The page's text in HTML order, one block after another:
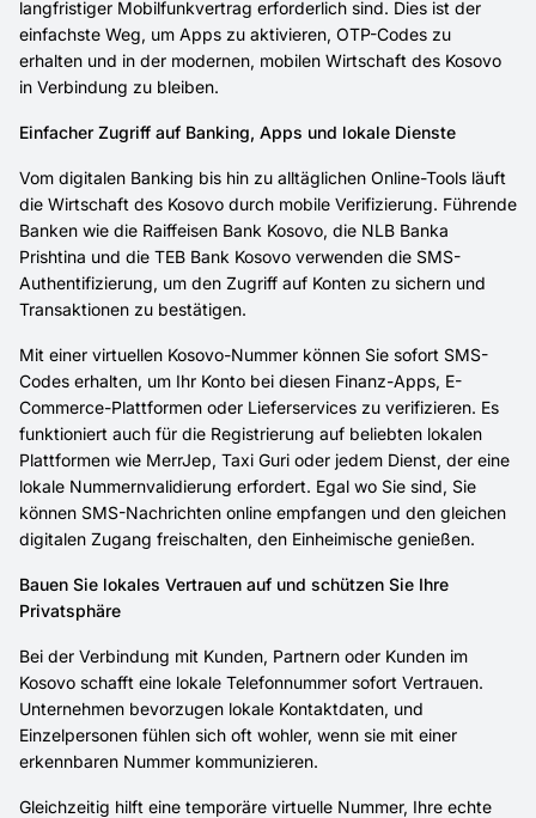
langfristiger Mobilfunkvertrag erforderlich sind. Dies ist der
einfachste Weg, um Apps zu aktivieren, OTP-Codes zu
erhalten und in der modernen, mobilen Wirtschaft des Kosovo
in Verbindung zu bleiben.
Einfacher Zugriff auf Banking, Apps und lokale Dienste
Vom digitalen Banking bis hin zu alltäglichen Online-Tools läuft
die Wirtschaft des Kosovo durch mobile Verifizierung. Führende
Banken wie die Raiffeisen Bank Kosovo, die NLB Banka
Prishtina und die TEB Bank Kosovo verwenden die SMS-
Authentifizierung, um den Zugriff auf Konten zu sichern und
Transaktionen zu bestätigen.
Mit einer virtuellen Kosovo-Nummer können Sie sofort SMS-
Codes erhalten, um Ihr Konto bei diesen Finanz-Apps, E-
Commerce-Plattformen oder Lieferservices zu verifizieren. Es
funktioniert auch für die Registrierung auf beliebten lokalen
Plattformen wie MerrJep, Taxi Guri oder jedem Dienst, der eine
lokale Nummernvalidierung erfordert. Egal wo Sie sind, Sie
können SMS-Nachrichten online empfangen und den gleichen
digitalen Zugang freischalten, den Einheimische genießen.
Bauen Sie lokales Vertrauen auf und schützen Sie Ihre
Privatsphäre
Bei der Verbindung mit Kunden, Partnern oder Kunden im
Kosovo schafft eine lokale Telefonnummer sofort Vertrauen.
Unternehmen bevorzugen lokale Kontaktdaten, und
Einzelpersonen fühlen sich oft wohler, wenn sie mit einer
erkennbaren Nummer kommunizieren.
Gleichzeitig hilft eine temporäre virtuelle Nummer, Ihre echte